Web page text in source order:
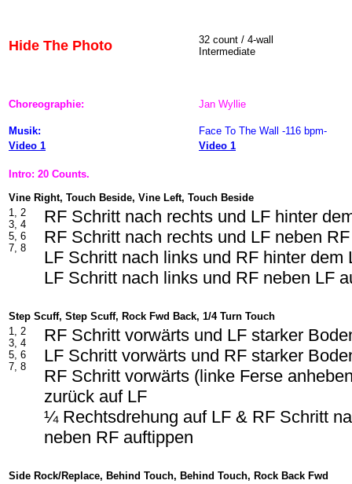
Hide The Photo
32 count / 4-wall
Intermediate
Choreographie: Jan Wyllie
Musik:
Face To The Wall -116 bpm-
Video 1
Video 1
Intro: 20 Counts.
Vine Right, Touch Beside, Vine Left, Touch Beside
1, 2
3, 4
5, 6
7, 8
RF Schritt nach rechts und LF hinter
RF Schritt nach rechts und LF neben
LF Schritt nach links und RF hinter dem
LF Schritt nach links und RF neben LF
Step Scuff, Step Scuff, Rock Fwd Back, 1/4 Turn Touch
1, 2
3, 4
5, 6
7, 8
RF Schritt vorwärts und LF starker
LF Schritt vorwärts und RF starker
RF Schritt vorwärts (linke Ferse
zurück auf LF
¼ Rechtsdrehung auf LF & RF Schritt
neben RF auftippen
Side Rock/Replace, Behind Touch, Behind Touch, Rock Back Fwd